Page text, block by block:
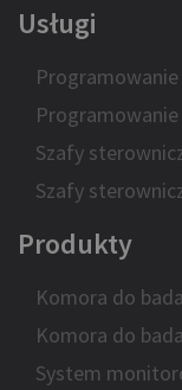
Usługi
Programowanie
Programowanie
Szafy
Szafy
Produkty
Komora do
Komora do
System